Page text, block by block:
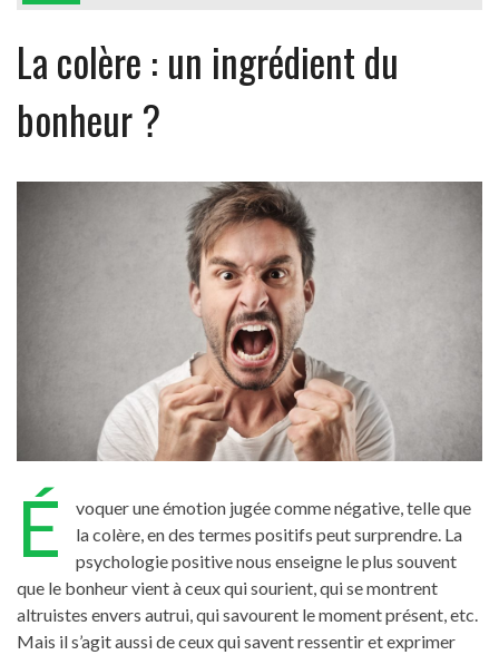
La colère : un ingrédient du
bonheur ?
É
voquer une émotion jugée comme négative, telle que
la colère, en des termes positifs peut surprendre. La
psychologie positive nous enseigne le plus souvent
que le bonheur vient à ceux qui sourient, qui se montrent
altruistes envers autrui, qui savourent le moment présent, etc.
Mais il s’agit aussi de ceux qui savent ressentir et exprimer